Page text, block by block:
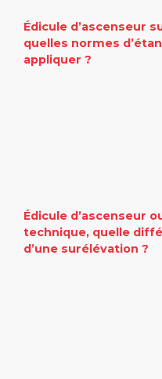
Édicule d’ascenseur
quelles normes
appliquer ?
Édicule d’ascenseur
technique, quelle
d’une surélévation ?